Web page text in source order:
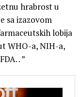
hrabrost u
sa izazovom
lobija
WHO-a, NIH-a,
. ”